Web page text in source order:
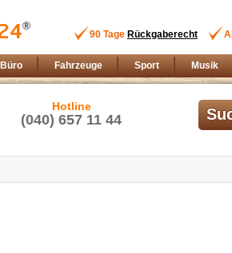
90 Tage Rückgaberecht
Büro Fahrzeuge Sport Musik
Hotline
(040) 657 11 44